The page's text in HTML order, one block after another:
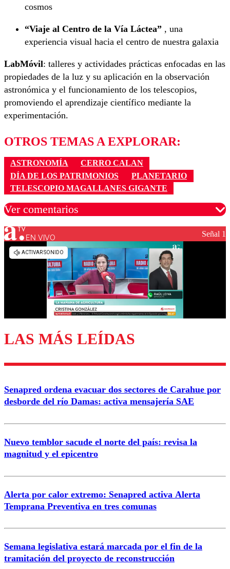
cosmos
“Viaje al Centro de la Vía Láctea” , una
experiencia visual hacia el centro de nuestra galaxia
LabMóvil: talleres y actividades prácticas enfocadas en las
propiedades de la luz y su aplicación en la observación
astronómica y el funcionamiento de los telescopios,
promoviendo el aprendizaje científico mediante la
experimentación.
OTROS TEMAS A EXPLORAR:
ASTRONOMÍA
CERRO CALAN
DÍA DE LOS PATRIMONIOS
PLANETARIO
TELESCOPIO MAGALLANES GIGANTE
Ver comentarios
Los comentarios son moderados para garantizar un
diálogo respetuoso.
Enviar comentario
EN VIVO Señal 1
LAS MÁS LEÍDAS
Senapred ordena evacuar dos sectores de Carahue por
desborde del río Damas: activa mensajería SAE
Nuevo temblor sacude el norte del país: revisa la
magnitud y el epicentro
Alerta por calor extremo: Senapred activa Alerta
Temprana Preventiva en tres comunas
Semana legislativa estará marcada por el fin de la
tramitación del proyecto de reconstrucción